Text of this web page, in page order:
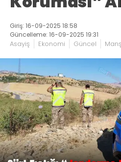
Giriş: 16-09-2025 18:58
Güncelleme: 16-09-2025 19:31
Asayiş Ekonomi Güncel